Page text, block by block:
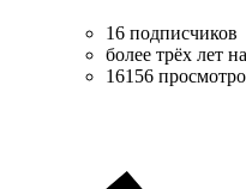
16 подписчиков
более трёх лет
16156